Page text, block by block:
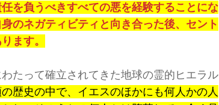
を負うべきすべての悪を経験することにな
のネガティビティと向き合った後、セント
ます。
たって確立されてきた地球の霊的ヒエラル
の歴史の中で、イエスのほかにも何人かの人